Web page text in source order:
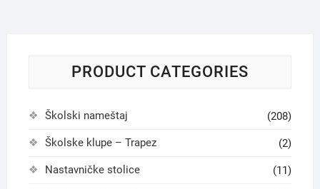
PRODUCT CATEGORIES
Školski nameštaj (208)
Školske klupe – Trapez (2)
Nastavničke stolice (11)